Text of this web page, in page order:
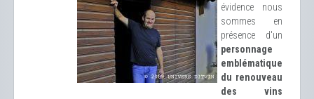
évidence nous
sommes en
présence d'un
personnage
emblématique
du renouveau
des vins